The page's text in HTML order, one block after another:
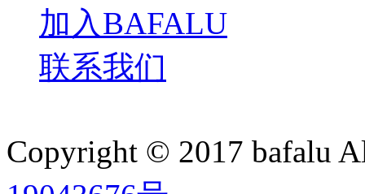
加入BAFALU
联系我们
Copyright © 2017 bafalu